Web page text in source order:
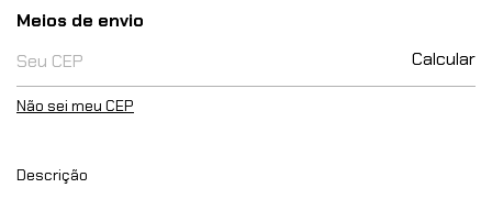
Entregas para o CEP:
Meios de envio
Calcular
Não sei meu CEP
Descrição